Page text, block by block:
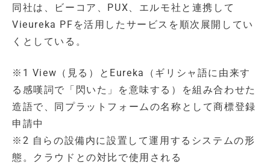
同社は、ビーコア、PUX、エルモ社と連携して
Vieureka PFを活用したサービスを順次展開してい
くとしている。
※1 View（見る）とEureka（ギリシャ語に由来す
る感嘆詞で「閃いた」を意味する）を組み合わせた
造語で、同プラットフォームの名称として商標登録
申請中
※2 自らの設備内に設置して運用するシステムの形
態。クラウドとの対比で使用される